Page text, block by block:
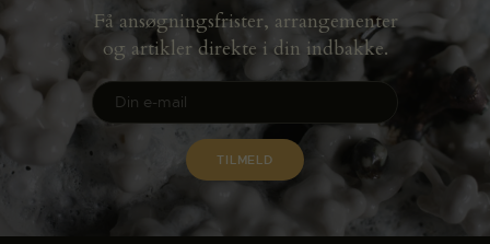
Få ansøgningsfrister, arrangementer
og artikler direkte i din indbakke.